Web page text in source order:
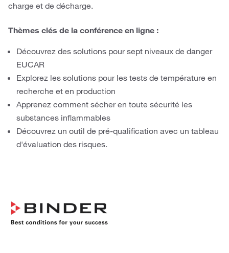
charge et de décharge.
Thèmes clés de la conférence en ligne :
Découvrez des solutions pour sept niveaux de danger
EUCAR
Explorez les solutions pour les tests de température en
recherche et en production
Apprenez comment sécher en toute sécurité les
substances inflammables
Découvrez un outil de pré-qualification avec un tableau
d'évaluation des risques.